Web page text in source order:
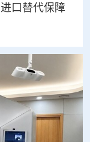
口替代保障